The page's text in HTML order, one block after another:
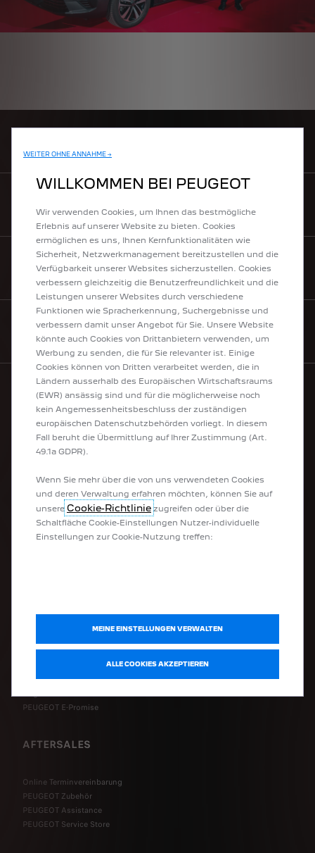
KONTAKT
UNSERE FAHRZEUGE
Elektrofahrzeuge
Plug-In Hybrid
Peugeot Sport Engineered
Kleinwagen
SUVs
Limousinen
NÜTZLICHE LINKS
Mein Fahrzeug konfigurieren
Probefahrt vereinbaren
PEUGEOT E-Promise
AFTERSALES
Online Terminvereinbarung
PEUGEOT Zubehör
PEUGEOT Assistance
PEUGEOT Service Store
WEITER OHNE ANNAHME →
WILLKOMMEN BEI PEUGEOT
Wir verwenden Cookies, um Ihnen das bestmögliche
Erlebnis auf unserer Website zu bieten. Cookies
ermöglichen es uns, Ihnen Kernfunktionalitäten wie
Sicherheit, Netzwerkmanagement bereitzustellen und die
Verfügbarkeit unserer Websites sicherzustellen. Cookies
verbessern gleichzeitig die Benutzerfreundlichkeit und die
Leistungen unserer Websites durch verschiedene
Funktionen wie Spracherkennung, Suchergebnisse und
verbessern damit unser Angebot für Sie. Unsere Website
könnte auch Cookies von Drittanbietern verwenden, um
Werbung zu senden, die für Sie relevanter ist. Einige
Cookies können von Dritten verarbeitet werden, die in
Ländern ausserhalb des Europäischen Wirtschaftsraums
(EWR) ansässig sind und für die möglicherweise noch
kein Angemessenheitsbeschluss der zuständigen
europäischen Datenschutzbehörden vorliegt. In diesem
Fall beruht die Übermittlung auf Ihrer Zustimmung (Art.
49.1a GDPR).
Wenn Sie mehr über die von uns verwendeten Cookies
und deren Verwaltung erfahren möchten, können Sie auf
unsere Cookie-Richtlinie zugreifen oder über die
Schaltfläche Cookie-Einstellungen Nutzer-individuelle
Einstellungen zur Cookie-Nutzung treffen:
MEINE EINSTELLUNGEN VERWALTEN
ALLE COOKIES AKZEPTIEREN